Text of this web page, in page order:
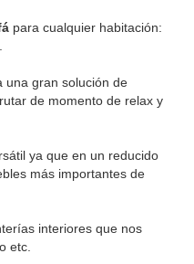
para cualquier habitación:
una gran solución de
de momento de relax y
ya que en un reducido
más importantes de
interiores que nos
etc.